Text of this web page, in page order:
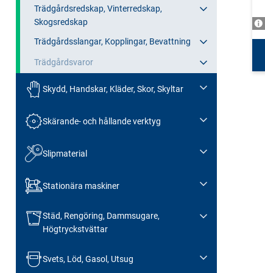
Trädgårdsredskap, Vinterredskap,
Skogsredskap
Trädgårdsslangar, Kopplingar, Bevattning
Trädgårdsvaror
Skydd, Handskar, Kläder, Skor, Skyltar
Skärande- och hållande verktyg
Slipmaterial
Stationära maskiner
Städ, Rengöring, Dammsugare,
Högtryckstvättar
Svets, Löd, Gasol, Utsug